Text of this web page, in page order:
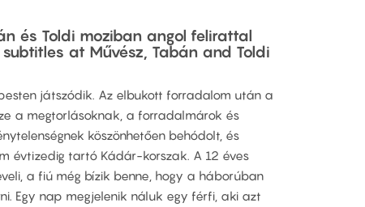
és Toldi moziban angol felirattal
at Művész, Tabán and Toldi
játszódik. Az elbukott forradalom után a
a megtorlásoknak, a forradalmárok és
köszönhetően behódolt, és
évtizedig tartó Kádár-korszak. A 12 éves
a fiú még bízik benne, hogy a háborúban
Egy nap megjelenik náluk egy férfi, aki azt